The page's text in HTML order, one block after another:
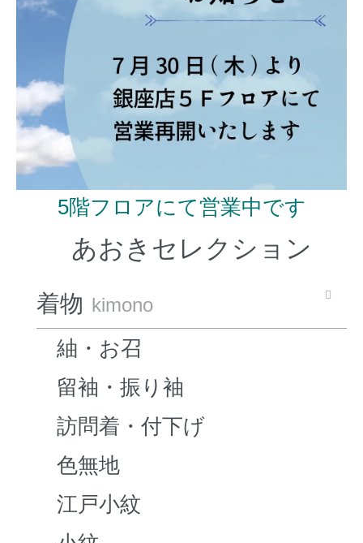
5階フロアにて営業中です
あおきセレクション
着物 kimono
紬・お召
留袖・振り袖
訪問着・付下げ
色無地
江戸小紋